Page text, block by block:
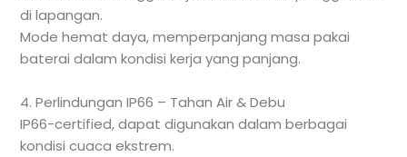
di lapangan.
Mode hemat daya, memperpanjang masa pakai
baterai dalam kondisi kerja yang panjang.
4. Perlindungan IP66 – Tahan Air & Debu
IP66-certified, dapat digunakan dalam berbagai
kondisi cuaca ekstrem.